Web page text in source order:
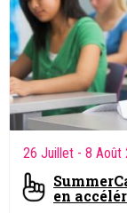
26 Juillet - 8 Août
en